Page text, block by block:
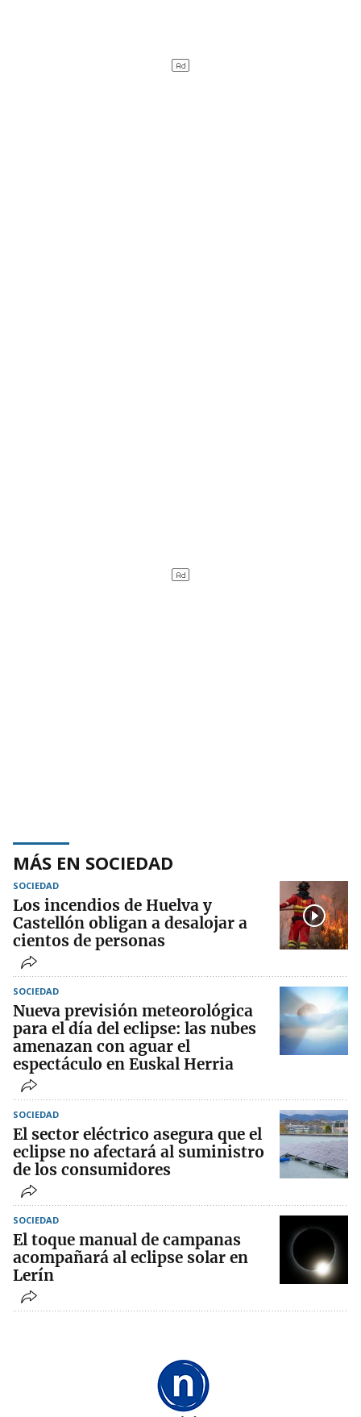
MÁS EN SOCIEDAD
SOCIEDAD
Los incendios de Huelva y
Castellón obligan a desalojar a
cientos de personas
SOCIEDAD
Nueva previsión meteorológica
para el día del eclipse: las nubes
amenazan con aguar el
espectáculo en Euskal Herria
SOCIEDAD
El sector eléctrico asegura que el
eclipse no afectará al suministro
de los consumidores
SOCIEDAD
El toque manual de campanas
acompañará al eclipse solar en
Lerín